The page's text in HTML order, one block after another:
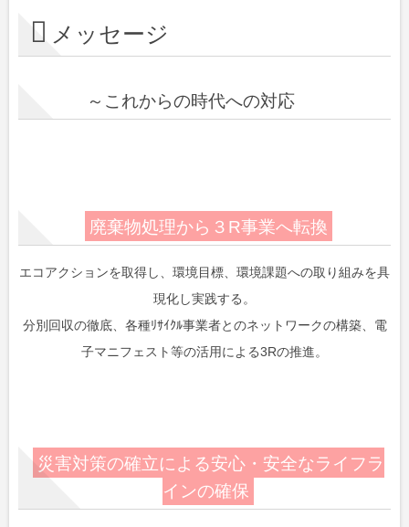
メッセージ
～これからの時代への対応
廃棄物処理から３R事業へ転換
エコアクションを取得し、環境目標、環境課題への取り組みを具
現化し実践する。
分別回収の徹底、各種ﾘｻｲｸﾙ事業者とのネットワークの構築、電
子マニフェスト等の活用による3Rの推進。
災害対策の確立による安心・安全なライフラ
インの確保